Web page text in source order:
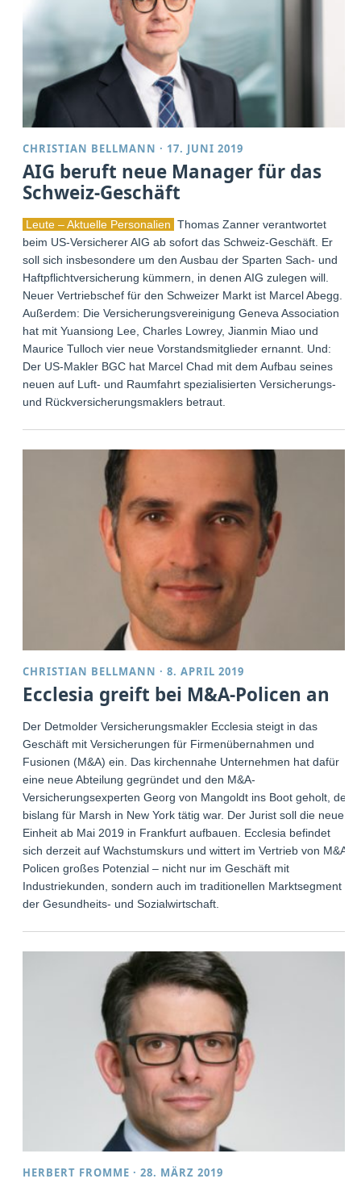
CHRISTIAN BELLMANN · 17. JUNI 2019
AIG beruft neue Manager für das
Schweiz-Geschäft
Leute – Aktuelle Personalien Thomas Zanner verantwortet
beim US-Versicherer AIG ab sofort das Schweiz-Geschäft. Er
soll sich insbesondere um den Ausbau der Sparten Sach- und
Haftpflichtversicherung kümmern, in denen AIG zulegen will.
Neuer Vertriebschef für den Schweizer Markt ist Marcel Abegg.
Außerdem: Die Versicherungsvereinigung Geneva Association
hat mit Yuansiong Lee, Charles Lowrey, Jianmin Miao und
Maurice Tulloch vier neue Vorstandsmitglieder ernannt. Und:
Der US-Makler BGC hat Marcel Chad mit dem Aufbau seines
neuen auf Luft- und Raumfahrt spezialisierten Versicherungs-
und Rückversicherungsmaklers betraut.
CHRISTIAN BELLMANN ·8. APRIL 2019
Ecclesia greift bei M&A-Policen an
Der Detmolder Versicherungsmakler Ecclesia steigt in das
Geschäft mit Versicherungen für Firmenübernahmen und
Fusionen (M&A) ein. Das kirchennahe Unternehmen hat dafür
eine neue Abteilung gegründet und den M&A-
Versicherungsexperten Georg von Mangoldt ins Boot geholt, der
bislang für Marsh in New York tätig war. Der Jurist soll die neue
Einheit ab Mai 2019 in Frankfurt aufbauen. Ecclesia befindet
sich derzeit auf Wachstumskurs und wittert im Vertrieb von M&A-
Policen großes Potenzial – nicht nur im Geschäft mit
Industriekunden, sondern auch im traditionellen Marktsegment
der Gesundheits- und Sozialwirtschaft.
HERBERT FROMME ·28. MÄRZ 2019